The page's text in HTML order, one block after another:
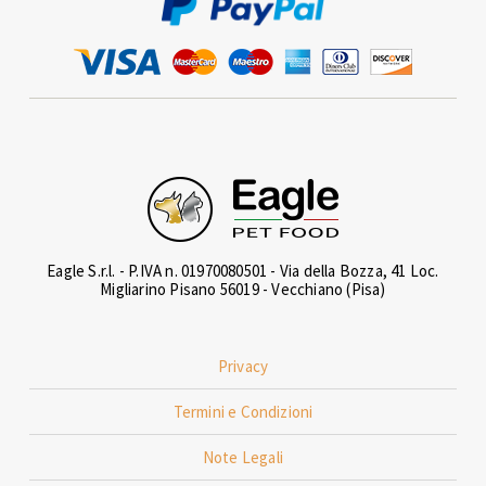
Eagle S.r.l. - P.IVA n. 01970080501 - Via della Bozza, 41 Loc.
Migliarino Pisano 56019 - Vecchiano (Pisa)
Privacy
Termini e Condizioni
Note Legali